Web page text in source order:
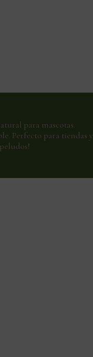
para mascotas.
Perfecto para tiendas y